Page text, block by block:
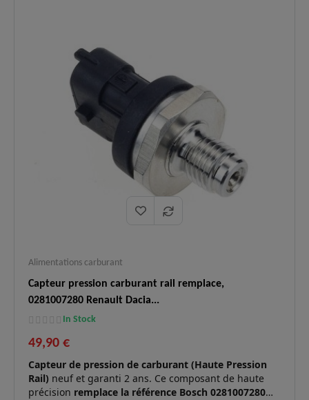
Rampe :
175216547R et 4423648.
Logistique
En stock, expédition immédiate,
livraison express 48h.
Alimentations carburant
Capteur pression carburant rail remplace,
0281007280 Renault Dacia...
In Stock
49,90 €
Capteur de pression de carburant (Haute Pression
Rail) neuf et garanti 2 ans. Ce composant de haute
précision remplace la référence Bosch 0281007280